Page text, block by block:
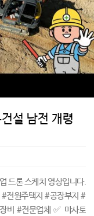
설 남전 개령
드론 스케치 영상입니다.
전원주택지 #공장부지 #
비 #전문업체 ✅ 마사토